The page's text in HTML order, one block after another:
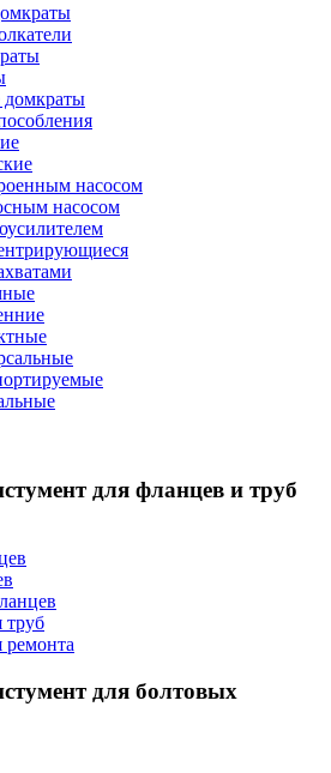
домкраты
насосом
насосом
для фланцев и труб
труб
ремонта
для болтовых